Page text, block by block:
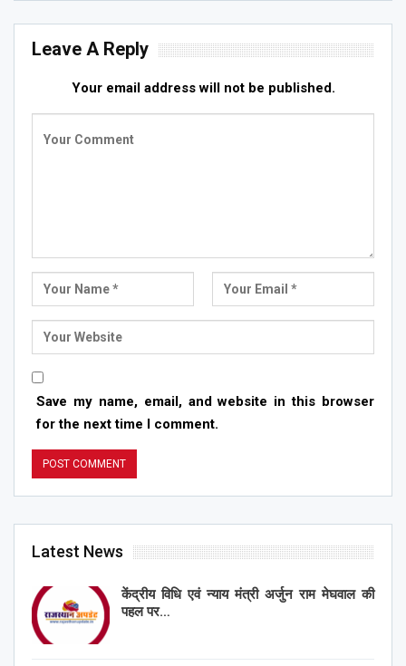
Leave A Reply
Your email address will not be published.
Save my name, email, and website in this browser
for the next time I comment.
Latest News
केंद्रीय विधि एवं न्याय मंत्री अर्जुन राम मेघवाल की
पहल पर…